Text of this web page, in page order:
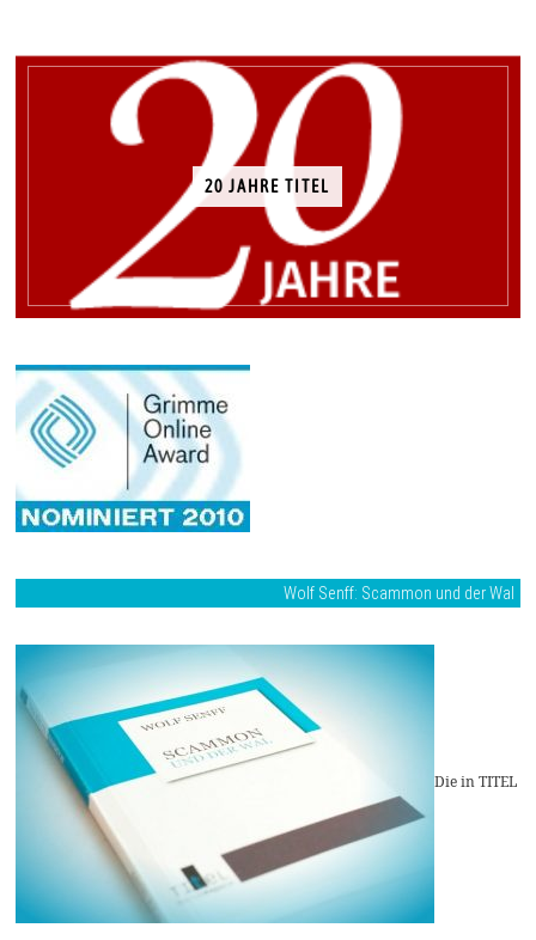
20 JAHRE TITEL
Wolf Senff: Scammon und der Wal
Die in TITEL